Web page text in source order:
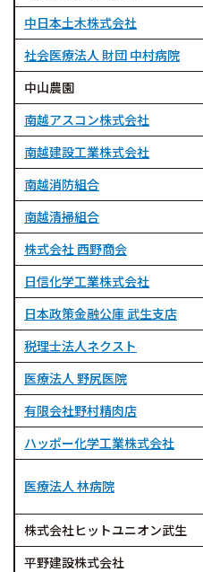
中日本土木株式会社
社会医療法人 財団 中村病院
中山農園
南越アスコン株式会社
南越建設工業株式会社
南越消防組合
南越清掃組合
株式会社 西野商会
日信化学工業株式会社
日本政策金融公庫 武生支店
税理士法人ネクスト
医療法人 野尻医院
有限会社野村精肉店
ハッポー化学工業株式会社
医療法人 林病院
株式会社ヒットユニオン武生
平野建設株式会社